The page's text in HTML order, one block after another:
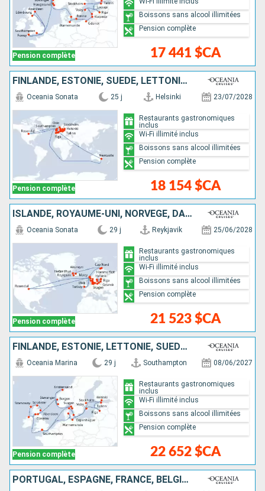
Pension complète 17 441 $CA
Boissons sans alcool illimitées
Pension complète
FINLANDE, ESTONIE, SUÈDE, LETTONIE, LITUANIE, POLOGNE, DANEMARK, ALLEMAGNE, NORVÈGE, AUSTRALIE, PAYS-BAS, BELGIQUE, ROYAUME-UNI
Pension complète
Oceania Sonata 25 j Helsinki 23/07/2028
18 154 $CA
Restaurants gastronomiques
inclus
Wi-Fi illimité inclus
Boissons sans alcool illimitées
Pension complète
ISLANDE, ROYAUME-UNI, NORVÈGE, DANEMARK, ALLEMAGNE, POLOGNE, LITUANIE, LETTONIE, SUÈDE, ESTONIE, FINLANDE
Pension complète
Oceania Sonata 29 j Reykjavik 25/06/2028
21 523 $CA
Restaurants gastronomiques
inclus
Wi-Fi illimité inclus
Boissons sans alcool illimitées
Pension complète
FINLANDE, ESTONIE, LETTONIE, SUÈDE, ALLEMAGNE, DANEMARK, ROYAUME-UNI, IRLANDE, NORVÈGE
Pension complète
Oceania Marina 29 j Southampton 08/06/2027
22 652 $CA
Restaurants gastronomiques
inclus
Wi-Fi illimité inclus
Boissons sans alcool illimitées
Pension complète
PORTUGAL, ESPAGNE, FRANCE, BELGIQUE, PAYS-BAS, AUSTRALIE, ROYAUME-UNI, NORVÈGE, DANEMARK, ALLEMAGNE, POLOGNE, LITUANIE, LETTONIE, SUÈDE, ESTONIE